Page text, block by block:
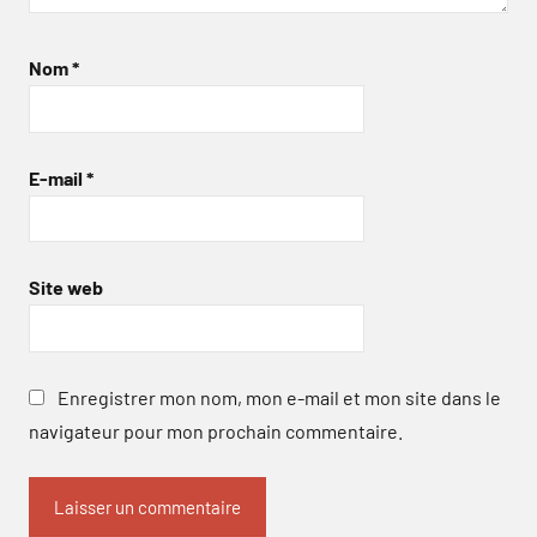
Nom*
E-mail *
Site web
Enregistrer mon nom, mon e-mail et mon site dans le
navigateur pour mon prochain commentaire.